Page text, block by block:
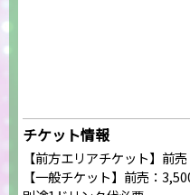
チケット情報
【前方エリアチケット】前
【一般チケット】前売：